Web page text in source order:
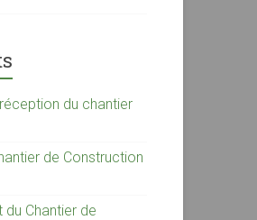
du chantier
de Construction
du Chantier de